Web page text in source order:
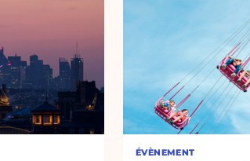
ÉVÈNEMENT